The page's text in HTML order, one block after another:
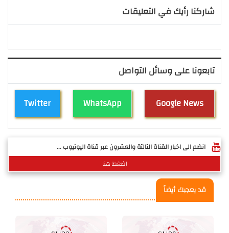
شاركنا رأيك في التعليقات
تابعونا على وسائل التواصل
Twitter WhatsApp Google News
انضم الى اخبار القناة الثالثة والعشرون عبر قناة اليوتيوب ...
اضغط هنا
قد يعجبك أيضاً